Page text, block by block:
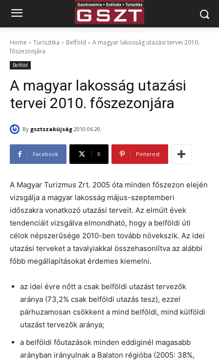
Home Turisztika Belföld
A magyar lakosság utazási tervei 2010.
főszezonjára
Belföld
A magyar lakosság utazási
tervei 2010. főszezonjára
By gsztszakújság 2010.06.20.
Facebook X Pinterest
A Magyar Turizmus Zrt. 2005 óta minden főszezon elején
vizsgálja a magyar lakosság május-szeptemberi
időszakra vonatkozó utazási terveit. Az elmúlt évek
tendenciáit vizsgálva elmondható, hogy a belföldi úti
célok népszerűsége 2010-ben tovább növekszik. Az idei
utazási terveket a tavalyiakkal összehasonlítva az alábbi
főbb megállapításokat érdemes kiemelni.
az idei évre nőtt a csak belföldi utazást tervezők
aránya (73,2% csak belföldi utazás tesz), ezzel
párhuzamosan csökkent a mind belföldi, mind külföldi
utazást tervezők aránya;
a belföldi főutazások minden eddiginél magasabb
arányban irányulnak a Balaton régióba (2005: 38%,